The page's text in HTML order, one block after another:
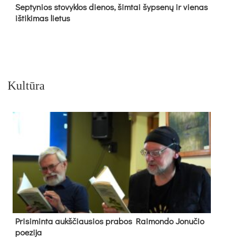
Sep­ty­nios sto­vyk­los die­nos, šim­tai šyp­se­nų ir vie­nas
iš­ti­ki­mas lie­tus
Kultūra
Pri­si­min­ta aukš­čiau­sios pra­bos Rai­mon­do Jo­nu­čio
poe­zi­ja